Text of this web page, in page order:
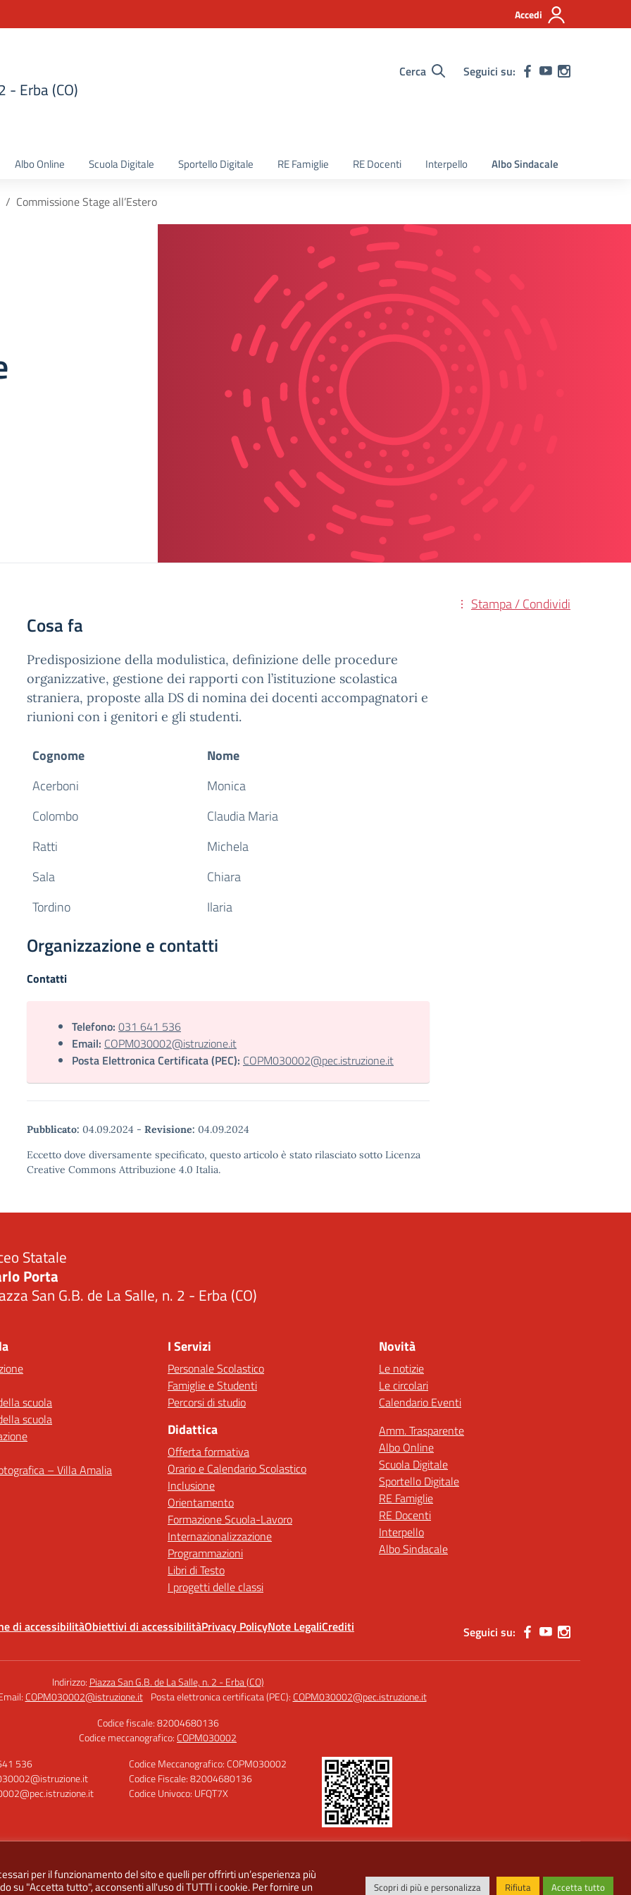
Accedi
- Erba (CO)
Cerca Seguici su:
Albo Online Scuola Digitale Sportello Digitale RE Famiglie RE Docenti Interpello Albo Sindacale
Commissione Stage all’Estero
Stampa / Condividi
Cosa fa
Predisposizione della modulistica, definizione delle procedure
organizzative, gestione dei rapporti con l’istituzione scolastica
straniera, proposte alla DS di nomina dei docenti accompagnatori e
riunioni con i genitori e gli studenti.
Cognome
Nome
Acerboni
Monica
Colombo
Claudia Maria
Ratti
Michela
Sala
Chiara
Tordino
Ilaria
Organizzazione e contatti
Contatti
Telefono: 031 641 536
Email: COPM030002@istruzione.it
Posta Elettronica Certificata (PEC): COPM030002@pec.istruzione.it
Pubblicato: 04.09.2024 - Revisione: 04.09.2024
Eccetto dove diversamente specificato, questo articolo è stato rilasciato sotto Licenza
Creative Commons Attribuzione 4.0 Italia.
Statale
Porta
San G.B. de La Salle, n. 2 - Erba (CO)
scuola
scuola
– Villa Amalia
I Servizi
Personale Scolastico
Famiglie e Studenti
Percorsi di studio
Didattica
Offerta formativa
Orario e Calendario Scolastico
Inclusione
Orientamento
Formazione Scuola-Lavoro
Internazionalizzazione
Programmazioni
Libri di Testo
I progetti delle classi
Novità
Le notizie
Le circolari
Calendario Eventi
Amm. Trasparente
Albo Online
Scuola Digitale
Sportello Digitale
RE Famiglie
RE Docenti
Interpello
Albo Sindacale
di accessibilitàObiettivi di accessibilitàPrivacy PolicyNote LegaliCrediti Seguici su:
Indirizzo: Piazza San G.B. de La Salle, n. 2 - Erba (CO)
COPM030002@istruzione.it Posta elettronica certificata (PEC): COPM030002@pec.istruzione.it
Codice fiscale: 82004680136
Codice meccanografico: COPM030002
536
Codice Meccanografico: COPM030002
Codice Fiscale: 82004680136
Codice Univoco: UFQT7X
per il funzionamento del sito e quelli per offrirti un’esperienza più
su "Accetta tutto", acconsenti all'uso di TUTTI i cookie. Per fornire un Scopri di più e personalizza Rifiuta Accetta tutto